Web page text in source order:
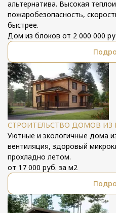
альтернатива. Высокая
пожаробезопасность,
быстрее.
Дом из блоков от 2 000 000
СТРОИТЕЛЬСТВО ДОМОВ ИЗ
Уютные и экологичные дома
вентиляция, здоровый
прохладно летом.
от 17 000 руб. за м2